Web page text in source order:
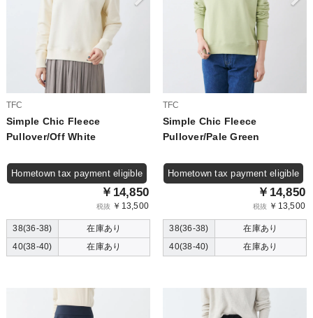
TFC
Simple Chic Fleece
Pullover/Off White
Hometown tax payment eligible
￥14,850
税抜 ￥13,500
38(36-38)
在庫あり
40(38-40)
在庫あり
TFC
Simple Chic Fleece
Pullover/Pale Green
Hometown tax payment eligible
￥14,850
税抜 ￥13,500
38(36-38)
在庫あり
40(38-40)
在庫あり